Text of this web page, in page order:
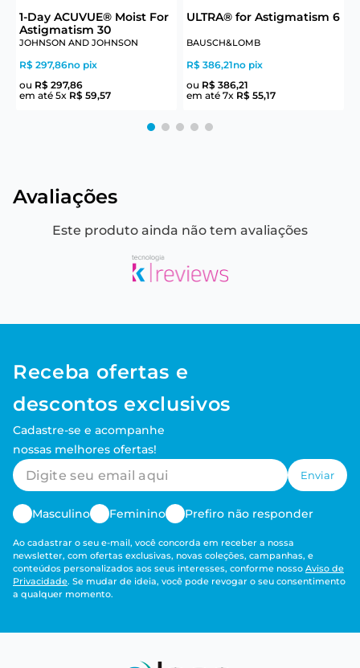
1-Day ACUVUE® Moist For
Astigmatism 30
JOHNSON AND JOHNSON
R$ 297,86no pix
ou R$ 297,86
em até 5x R$ 59,57
ULTRA® for Astigmatism 6
BAUSCH&LOMB
R$ 386,21no pix
ou R$ 386,21
em até 7x R$ 55,17
Avaliações
Este produto ainda não tem avaliações
Receba ofertas e
descontos exclusivos
Cadastre-se e acompanhe
nossas melhores ofertas!
Enviar
Masculino Feminino Prefiro não responder
Ao cadastrar o seu e-mail, você concorda em receber a nossa
newsletter, com ofertas exclusivas, novas coleções, campanhas, e
conteúdos personalizados aos seus interesses, conforme nosso Aviso de
Privacidade. Se mudar de ideia, você pode revogar o seu consentimento
a qualquer momento.